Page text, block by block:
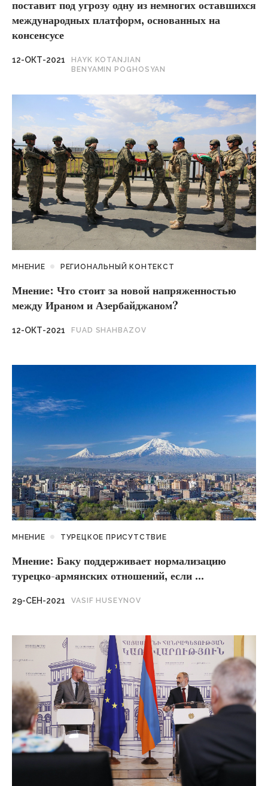
поставит под угрозу одну из немногих оставшихся
международных платформ, основанных на
консенсусе
12-ОКТ-2021
HAYK KOTANJIAN
BENYAMIN POGHOSYAN
МНЕНИЕ РЕГИОНАЛЬНЫЙ КОНТЕКСТ
Мнение: Что стоит за новой напряженностью
между Ираном и Азербайджаном?
12-ОКТ-2021 FUAD SHAHBAZOV
МНЕНИЕ ТУРЕЦКОЕ ПРИСУТСТВИЕ
Мнение: Баку поддерживает нормализацию
турецко-армянских отношений, если ...
29-СЕН-2021 VASIF HUSEYNOV